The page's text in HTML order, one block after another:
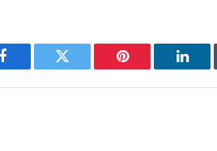
Facebook Twitter Pinterest